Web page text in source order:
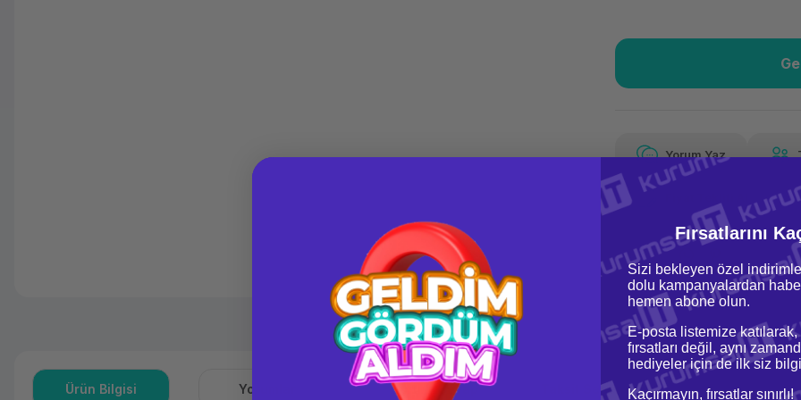
x 12
Aya varan taksit
Özel
Yorum Yaz
Ürün Bilgisi Yorumlar Soru & Cevap Taksit Seçenekleri
Fırsatlarını
Sizi bekleyen özel
dolu kampanyalardan
hemen abone olun.
E-posta listemize
fırsatları değil, aynı
hediyeler için de ilk siz
Kaçırmayın, fırsatlar sınırlı!